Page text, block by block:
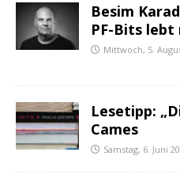
Besim
PF-Bits
Mittwoch, 5.
Lesetipp:
Cames
Samstag, 6. Juni